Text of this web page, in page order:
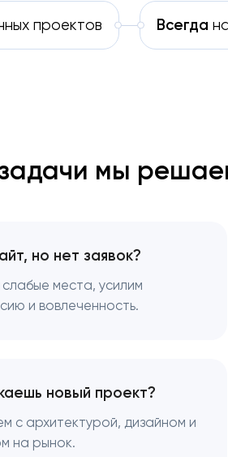
проектов Всегда
мы
но нет заявок?
слабые места, усилим
и вовлеченность.
новый проект?
с архитектурой, дизайном и
на рынок.